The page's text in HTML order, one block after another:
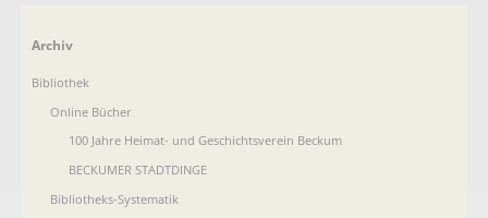
Navigation
Archiv
Bibliothek
Online Bücher
100 Jahre Heimat- und Geschichtsverein Beckum
BECKUMER STADTDINGE
Bibliotheks-Systematik